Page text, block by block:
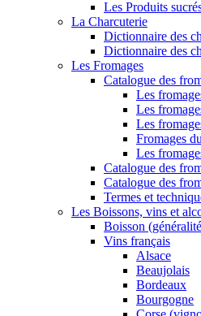
Les Produits
La Charcuterie
Dictionnaire des
Dictionnaire des
Les Fromages
Catalogue des
Les
Les
Les
Fromages
Les
Catalogue des
Catalogue des
Termes et
Les Boissons, vins et
Boisson
Vins français
Alsace
Beaujolais
Bordeaux
Bourgogne